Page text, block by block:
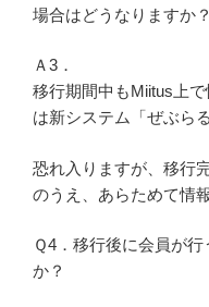
場合はどうなりますか？
Ａ3．
移行期間中もMiitus上
は新システム「ぜぶら
恐れ入りますが、移行
のうえ、あらためて情
Ｑ4．移行後に会員が
か？